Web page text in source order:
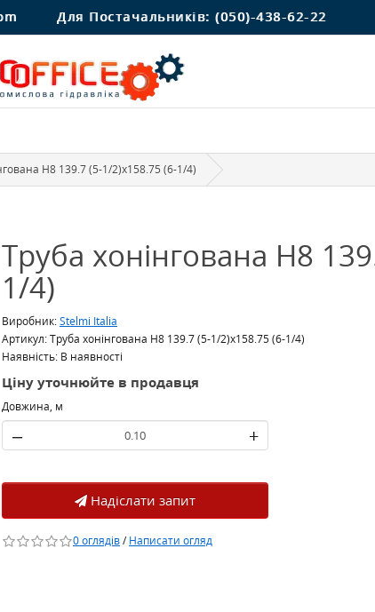
Для Постачальників: (050)-438-62-22
H8 139.7 (5-1/2)x158.75 (6-1/4)
Труба хонінгована H8
1/4)
Виробник:Stelmi Italia
Артикул: Труба хонінгована H8 139.7 (5-1/2)x158.75 (6-1/4)
Наявність: В наявності
Ціну уточнюйте в продавця
Довжина, м
– +
Надіслати запит
0 оглядів/Написати огляд